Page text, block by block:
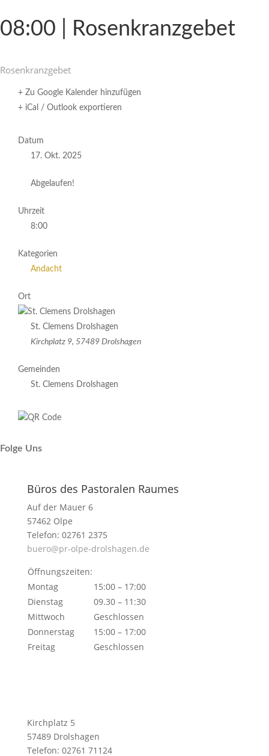
08:00 | Rosenkranzgebet
Rosen­kranz­gebet
+ Zu Google Kalender hinzufügen
+ iCal / Outlook exportieren
Datum
17. Okt. 2025
Abgelaufen!
Uhrzeit
8:00
Kategorien
Andacht
Ort
St. Clemens Drolshagen
Kirchplatz 9, 57489 Drolshagen
Gemeinden
St. Clemens Drolshagen
Folge Uns
Büros des Pastoralen Raumes
Auf der Mauer 6
57462 Olpe
Telefon: 02761 2375
buero@pr-olpe-drolshagen.de
Öffnungszeiten:
Montag
15:00 – 17:00
Dienstag
09.30 – 11:30
Mittwoch
Geschlossen
Donnerstag
15:00 – 17:00
Freitag
Geschlossen
Kirchplatz 5
57489 Drolshagen
Telefon: 02761 71124